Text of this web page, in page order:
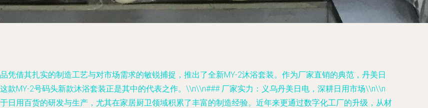
凭借其扎实的制造工艺与对市场需求的敏锐捕捉，推出了全新MY-2沐浴套装。作为厂家直销的典范，丹美日
款MY-2号码头新款沐浴套装正是其中的代表之作。\\n\\n### 厂家实力：义乌丹美日电，深耕日用市场\\n\\n
日用百货的研发与生产，尤其在家居厨卫领域积累了丰富的制造经验。近年来更通过数字化工厂的升级，从材